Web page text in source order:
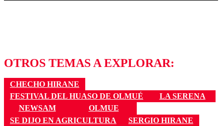
OTROS TEMAS A EXPLORAR:
CHECHO HIRANE
FESTIVAL DEL HUASO DE OLMUÉ
LA SERENA
NEWSAM
OLMUE
SE DIJO EN AGRICULTURA
SERGIO HIRANE